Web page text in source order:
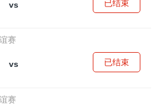
vs
已结束
赛
vs
已结束
赛